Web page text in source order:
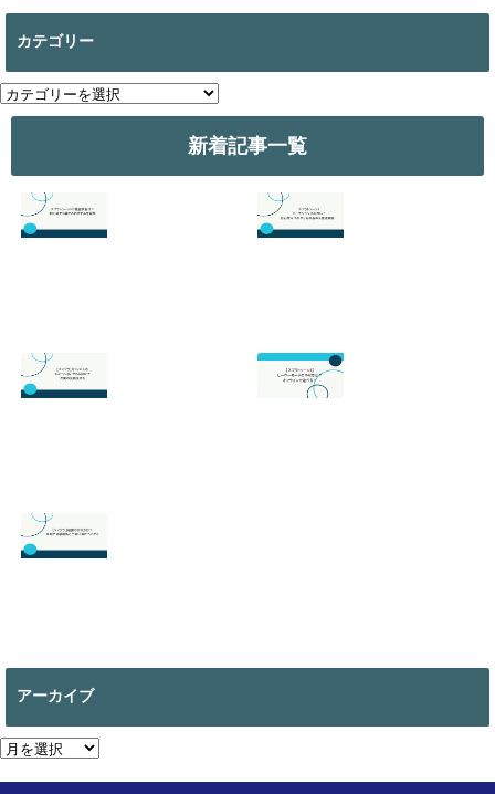
カテゴリー
カ
テ
新着記事一覧
心者でも勝てるお
すすめを解説
2026.07.19
面白い！初心者向
けのやり方の基本
を徹底解説！
ボと立ち回りは？
片翼の発動条件も
2026.06.09
い道についても
アーカイブ
ア